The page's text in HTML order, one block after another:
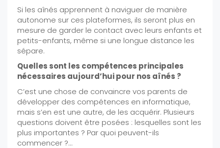
Si les aînés apprennent à naviguer de manière
autonome sur ces plateformes, ils seront plus en
mesure de garder le contact avec leurs enfants et
petits-enfants, même si une longue distance les
sépare.
Quelles sont les compétences principales
nécessaires aujourd’hui pour nos aînés ?
C’est une chose de convaincre vos parents de
développer des compétences en informatique,
mais s’en est une autre, de les acquérir. Plusieurs
questions doivent être posées : lesquelles sont les
plus importantes ? Par quoi peuvent-ils
commencer ?…